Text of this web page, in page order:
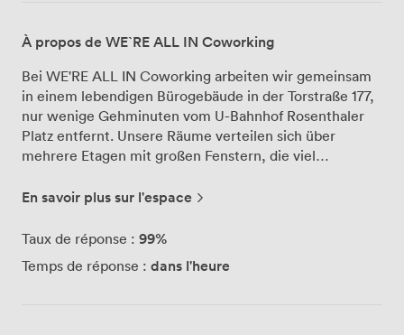
À propos de WE`RE ALL IN Coworking
Bei WE'RE ALL IN Coworking arbeiten wir gemeinsam
in einem lebendigen Bürogebäude in der Torstraße 177,
nur wenige Gehminuten vom U-Bahnhof Rosenthaler
Platz entfernt. Unsere Räume verteilen sich über
mehrere Etagen mit großen Fenstern, die viel
angenehmer machen. Für Freiberufler und kleine Teams
eingerichtet. Im Open Space bieten wir sowohl Flex
alle, die einen festen Platz bevorzugen. Start-ups
En savoir plus sur l'espace
Taux de réponse : 99%
Temps de réponse : dans l'heure